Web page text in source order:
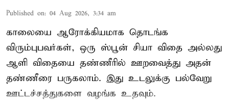
Published on: 04 Aug 2026, 3:34 am
காலையை ஆரோக்கியமாக தொடங்க
விரும்புபவர்கள், ஒரு ஸ்பூன் சியா விதை அல்லது
ஆளி விதையை தண்ணீரில் ஊறவைத்து அதன்
தண்ணீரை பருகலாம். இது உடலுக்கு பல்வேறு
ஊட்டச்சத்துகளை வழங்க உதவும்.